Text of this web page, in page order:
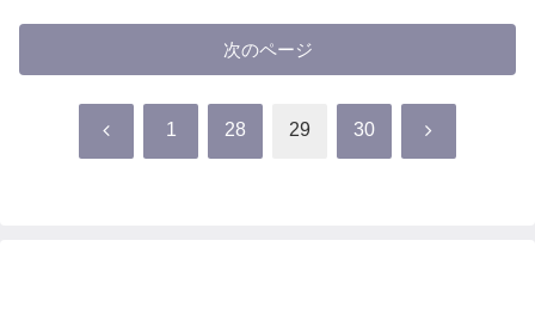
次のページ
前 1 28 29 30 次